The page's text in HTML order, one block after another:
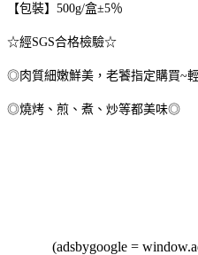
【包裝】500g/盒±5％
☆經SGS合格檢驗☆
◎肉質細嫩鮮美，老饕指定購買~
◎燒烤、煎、煮、炒等都美味◎
(adsbygoogle =